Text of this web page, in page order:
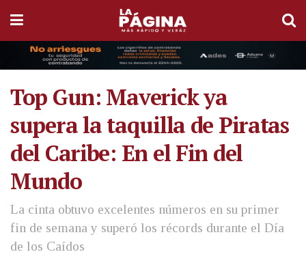
Top Gun: Maverick ya
supera la taquilla de Piratas
del Caribe: En el Fin del
Mundo
La cinta obtuvo excelentes números en su primer
fin de semana y superó los récords durante el Día
de los Caídos